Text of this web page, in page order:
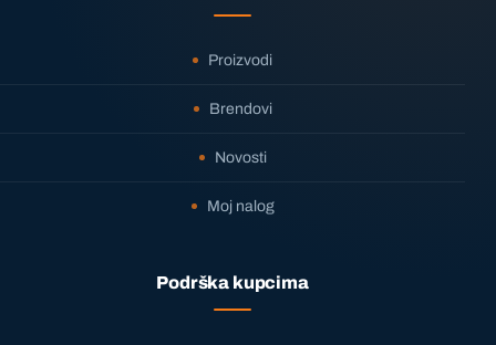
Proizvodi
Brendovi
Novosti
Moj nalog
Podrška kupcima